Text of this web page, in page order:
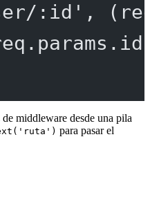
:id' , (
middleware desde una pila
para pasar el